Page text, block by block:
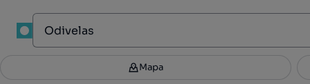
Filtros 2
Mapa